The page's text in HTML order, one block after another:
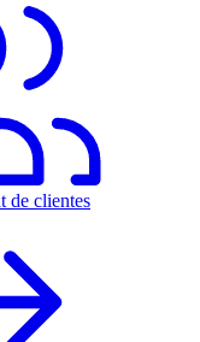
de clientes